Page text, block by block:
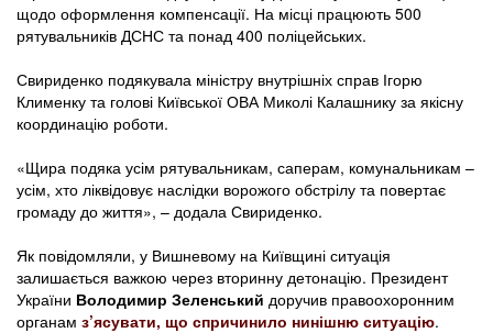
щодо оформлення компенсації. На місці працюють 500
рятувальників ДСНС та понад 400 поліцейських.
Свириденко подякувала міністру внутрішніх справ Ігорю
Клименку та голові Київської ОВА Миколі Калашнику за якісну
координацію роботи.
«Щира подяка усім рятувальникам, саперам, комунальникам –
усім, хто ліквідовує наслідки ворожого обстрілу та повертає
громаду до життя», – додала Свириденко.
Як повідомляли, у Вишневому на Київщині ситуація
залишається важкою через вторинну детонацію. Президент
України Володимир Зеленський доручив правоохоронним
органам з’ясувати, що спричинило нинішню ситуацію.